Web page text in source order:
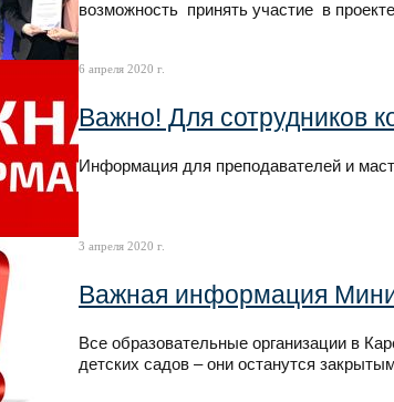
возможность принять участие в
6 апреля 2020 г.
Важно! Для сотрудников
Информация для преподавателей и
3 апреля 2020 г.
Важная информация
Все образовательные организации в
детских садов – они останутся